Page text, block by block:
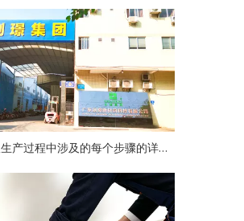
木塑墙板生产过程中涉及的每个步骤的详细说明